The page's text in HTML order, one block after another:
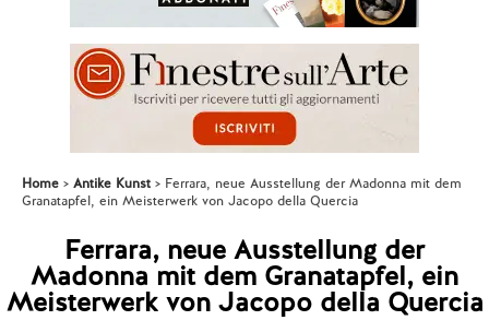
Home Antike Kunst
Ferrara, neue Ausstellung der Madonna mit dem
Granatapfel, ein Meisterwerk von Jacopo della Quercia
Ferrara, neue Ausstellung der
Madonna mit dem Granatapfel, ein
Meisterwerk von Jacopo della Quercia